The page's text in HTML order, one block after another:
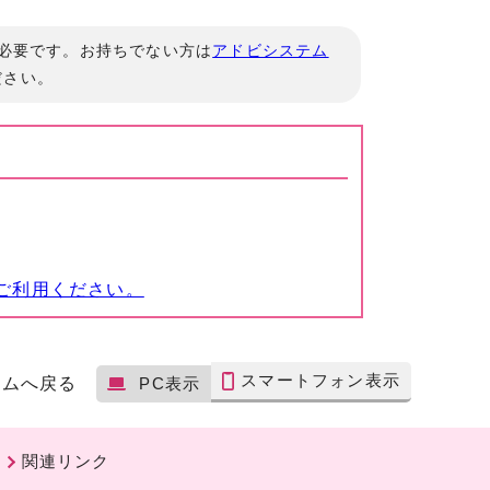
要です。お持ちでない方はアドビシステム
い。
用ください。
へ戻る PC表示 スマートフォン表示
関連リンク